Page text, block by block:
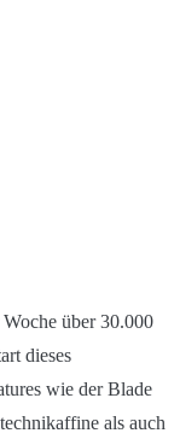
über 30.000
dieses
wie der Blade
als auch